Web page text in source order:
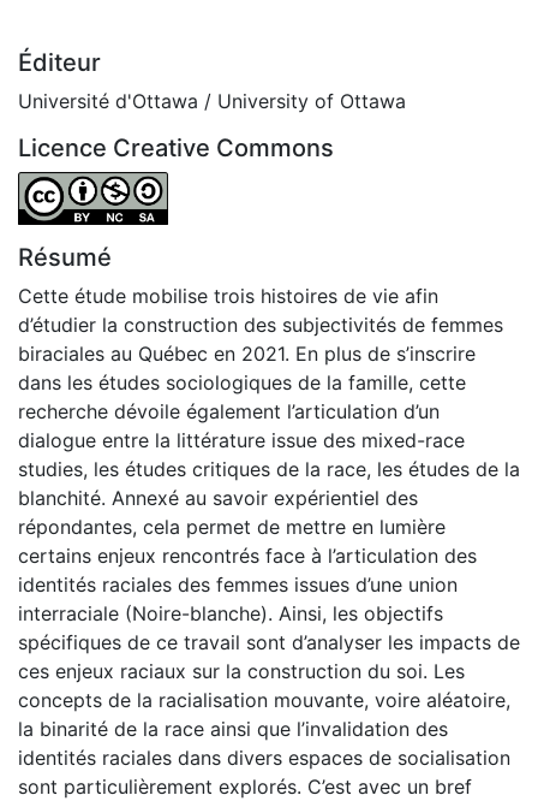
Éditeur
Université d'Ottawa / University of Ottawa
Licence Creative Commons
Attribution-NonCommercial-ShareAlike 4.0 International
Résumé
Cette étude mobilise trois histoires de vie afin
d’étudier la construction des subjectivités de femmes
biraciales au Québec en 2021. En plus de s’inscrire
dans les études sociologiques de la famille, cette
recherche dévoile également l’articulation d’un
dialogue entre la littérature issue des mixed-race
studies, les études critiques de la race, les études de la
blanchité. Annexé au savoir expérientiel des
répondantes, cela permet de mettre en lumière
certains enjeux rencontrés face à l’articulation des
identités raciales des femmes issues d’une union
interraciale (Noire-blanche). Ainsi, les objectifs
spécifiques de ce travail sont d’analyser les impacts de
ces enjeux raciaux sur la construction du soi. Les
concepts de la racialisation mouvante, voire aléatoire,
la binarité de la race ainsi que l’invalidation des
identités raciales dans divers espaces de socialisation
sont particulièrement explorés. C’est avec un bref